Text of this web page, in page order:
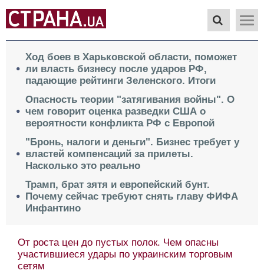
Ход боев в Харьковской области, поможет
ли власть бизнесу после ударов РФ,
падающие рейтинги Зеленского. Итоги
Опасность теории "затягивания войны". О
чем говорит оценка разведки США о
вероятности конфликта РФ с Европой
"Бронь, налоги и деньги". Бизнес требует у
властей компенсаций за прилеты.
Насколько это реально
Трамп, брат зятя и европейский бунт.
Почему сейчас требуют снять главу ФИФА
Инфантино
От роста цен до пустых полок. Чем опасны
участившиеся удары по украинским торговым
сетям